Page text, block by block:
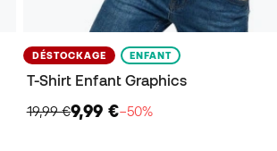
DÉSTOCKAGE ENFANT
T-Shirt Enfant Graphics
19,99 €9,99 €−50%